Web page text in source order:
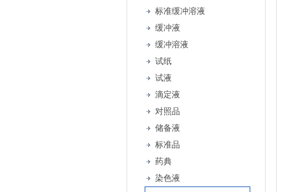
标准缓冲溶液
缓冲液
缓冲溶液
试纸
试液
滴定液
对照品
储备液
标准品
药典
染色液